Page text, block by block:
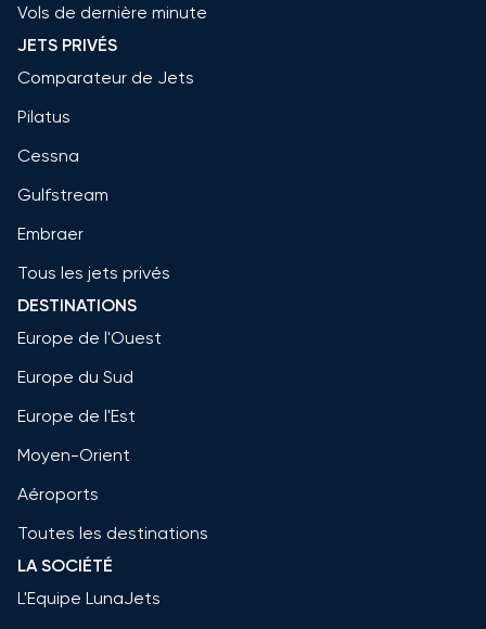
Vols de dernière minute
JETS PRIVÉS
Comparateur de Jets
Pilatus
Cessna
Gulfstream
Embraer
Tous les jets privés
DESTINATIONS
Europe de l'Ouest
Europe du Sud
Europe de l'Est
Moyen-Orient
Aéroports
Toutes les destinations
LA SOCIÉTÉ
L'Equipe LunaJets